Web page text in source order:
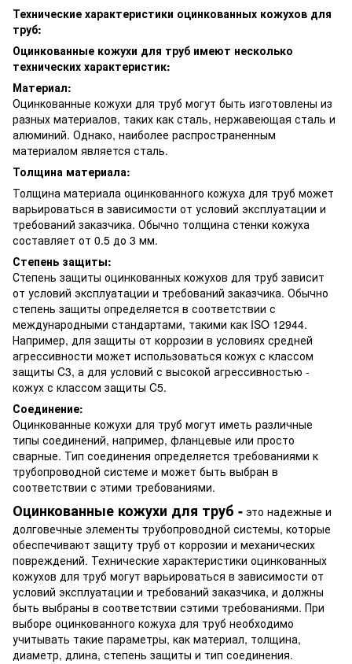
Технические характеристики оцинкованных кожухов для
труб:
Оцинкованные кожухи для труб имеют несколько
технических характеристик:
Материал:
Оцинкованные кожухи для труб могут быть изготовлены из
разных материалов, таких как сталь, нержавеющая сталь и
алюминий. Однако, наиболее распространенным
материалом является сталь.
Толщина материала:
Толщина материала оцинкованного кожуха для труб может
варьироваться в зависимости от условий эксплуатации и
требований заказчика. Обычно толщина стенки кожуха
составляет от 0.5 до 3 мм.
Степень защиты:
Степень защиты оцинкованных кожухов для труб зависит
от условий эксплуатации и требований заказчика. Обычно
степень защиты определяется в соответствии с
международными стандартами, такими как ISO 12944.
Например, для защиты от коррозии в условиях средней
агрессивности может использоваться кожух с классом
защиты C3, а для условий с высокой агрессивностью -
кожух с классом защиты C5.
Соединение:
Оцинкованные кожухи для труб могут иметь различные
типы соединений, например, фланцевые или просто
сварные. Тип соединения определяется требованиями к
трубопроводной системе и может быть выбран в
соответствии с этими требованиями.
Оцинкованные кожухи для труб - это надежные и
долговечные элементы трубопроводной системы, которые
обеспечивают защиту труб от коррозии и механических
повреждений. Технические характеристики оцинкованных
кожухов для труб могут варьироваться в зависимости от
условий эксплуатации и требований заказчика, и должны
быть выбраны в соответствии сэтими требованиями. При
выборе оцинкованного кожуха для труб необходимо
учитывать такие параметры, как материал, толщина,
диаметр, длина, степень защиты и тип соединения.